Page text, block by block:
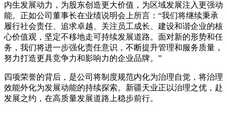
内生发展动力，为股东创造更大价值，为区域发展注入更强动
能。正如公司董事长在业绩说明会上所言：“我们将继续秉承
履行社会责任、追求卓越、关注员工成长、建设和谐企业的核
心价值观，坚定不移地走可持续发展道路。面对新的形势和任
务，我们将进一步强化责任意识，不断提升管理和服务质量，
努力打造更具竞争力和影响力的企业品牌。”
四项荣誉的背后，是公司将制度规范内化为治理自觉，将治理
效能外化为发展动能的持续探索。新疆天业正以治理之优，赴
发展之约，在高质量发展道路上稳步前行。